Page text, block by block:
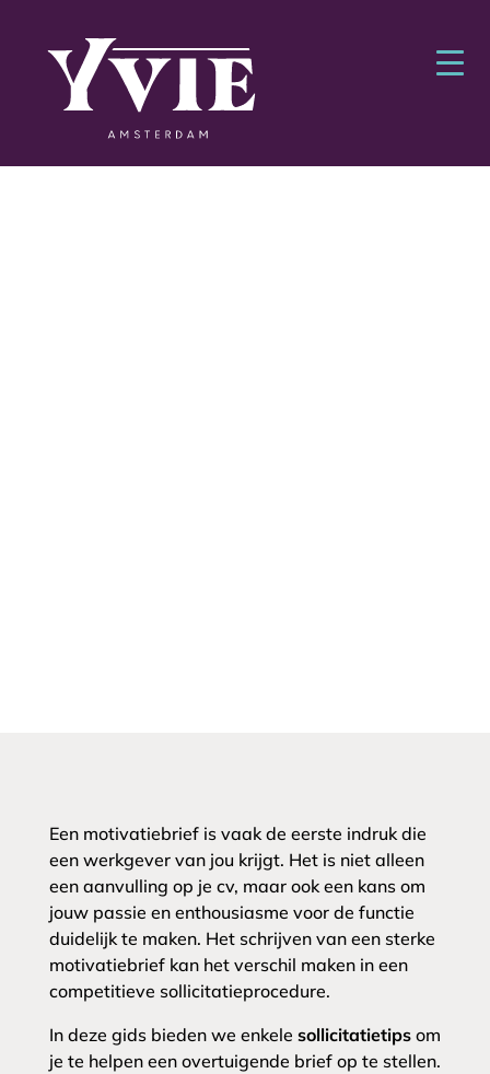
Een motivatiebrief is vaak de eerste indruk die
een werkgever van jou krijgt. Het is niet alleen
een aanvulling op je cv, maar ook een kans om
jouw passie en enthousiasme voor de functie
duidelijk te maken. Het schrijven van een sterke
motivatiebrief kan het verschil maken in een
competitieve sollicitatieprocedure.
In deze gids bieden we enkele sollicitatietipsom
je te helpen een overtuigende brief op te stellen.